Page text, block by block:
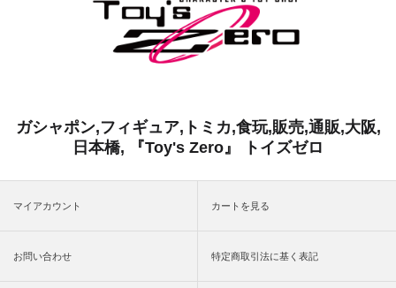
ガシャポン,フィギュア,トミカ,食玩,販売,通販,大阪,
日本橋, 『Toy's Zero』 トイズゼロ
マイアカウント カートを見る
お問い合わせ 特定商取引法に基く表記